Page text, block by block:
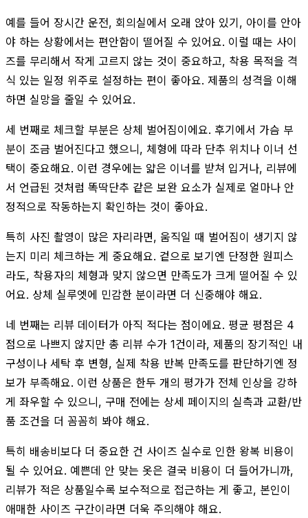
예를 들어 장시간 운전, 회의실에서 오래 앉아 있기, 아이를 안아
야 하는 상황에서는 편안함이 떨어질 수 있어요. 이럴 때는 사이
즈를 무리해서 작게 고르지 않는 것이 중요하고, 착용 목적을 격
식 있는 일정 위주로 설정하는 편이 좋아요. 제품의 성격을 이해
하면 실망을 줄일 수 있어요.
세 번째로 체크할 부분은 상체 벌어짐이에요. 후기에서 가슴 부
분이 조금 벌어진다고 했으니, 체형에 따라 단추 위치나 이너 선
택이 중요해요. 이런 경우에는 얇은 이너를 받쳐 입거나, 리뷰에
서 언급된 것처럼 똑딱단추 같은 보완 요소가 실제로 얼마나 안
정적으로 작동하는지 확인하는 것이 좋아요.
특히 사진 촬영이 많은 자리라면, 움직일 때 벌어짐이 생기지 않
는지 미리 체크하는 게 중요해요. 겉으로 보기엔 단정한 원피스
라도, 착용자의 체형과 맞지 않으면 만족도가 크게 떨어질 수 있
어요. 상체 실루엣에 민감한 분이라면 더 신중해야 해요.
네 번째는 리뷰 데이터가 아직 적다는 점이에요. 평균 평점은 4
점으로 나쁘지 않지만 총 리뷰 수가 1건이라, 제품의 장기적인 내
구성이나 세탁 후 변형, 실제 착용 반복 만족도를 판단하기엔 정
보가 부족해요. 이런 상품은 한두 개의 평가가 전체 인상을 강하
게 좌우할 수 있으니, 구매 전에는 상세 페이지의 실측과 교환/반
품 조건을 더 꼼꼼히 봐야 해요.
특히 배송비보다 더 중요한 건 사이즈 실수로 인한 왕복 비용이
될 수 있어요. 예쁜데 안 맞는 옷은 결국 비용이 더 들어가니까,
리뷰가 적은 상품일수록 보수적으로 접근하는 게 좋고, 본인이
애매한 사이즈 구간이라면 더욱 주의해야 해요.